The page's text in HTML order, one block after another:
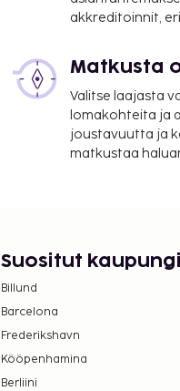
akkreditoinnit,
Matkusta
Valitse laajasta
lomakohteita ja
joustavuutta ja
matkustaa
Suositut
Billund
Barcelona
Frederikshavn
Kööpenhamina
Berliini